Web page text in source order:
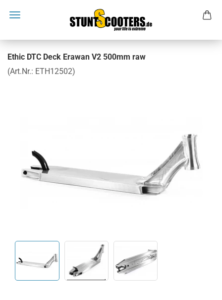
Ethic DTC Deck Erawan V2 500mm raw
(Art.Nr.: ETH12502)